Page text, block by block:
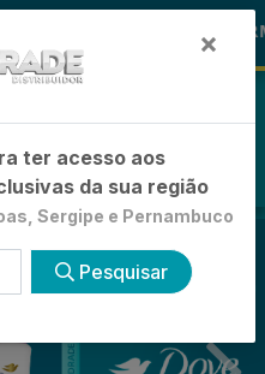
🪞 FRALDA TURMA DA
×
ter acesso aos
da sua região
Sergipe e Pernambuco
Pesquisar